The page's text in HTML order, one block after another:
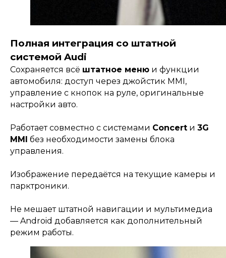
Полная интеграция со штатной
системой Audi
Сохраняется всё штатное меню и функции
автомобиля: доступ через джойстик MMI,
управление с кнопок на руле, оригинальные
настройки авто.
Работает совместно с системами Concert и 3G
MMI без необходимости замены блока
управления.
Изображение передаётся на текущие камеры и
парктроники.
Не мешает штатной навигации и мультимедиа
— Android добавляется как дополнительный
режим работы.